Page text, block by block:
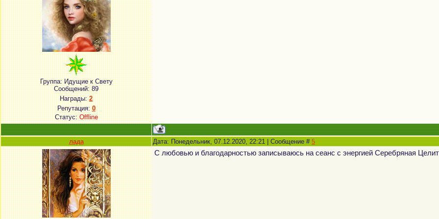
Группа: Идущие к Свету
Сообщений:89
Награды:2
Репутация:0
Статус:Offline
лада Дата: Понедельник, 07.12.2020, 22:21 | Сообщение # 5
С любовью и благодарностью записываюсь на сеанс с энергией Серебряная